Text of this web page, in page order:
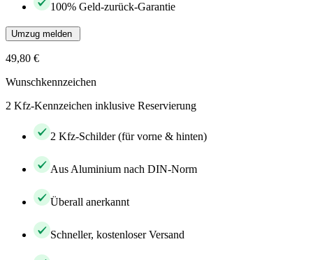
100% Geld-zurück-Garantie
Umzug melden
49,80 €
Wunschkennzeichen
2 Kfz-Kennzeichen inklusive Reservierung
2 Kfz-Schilder (für vorne & hinten)
Aus Aluminium nach DIN-Norm
Überall anerkannt
Schneller, kostenloser Versand